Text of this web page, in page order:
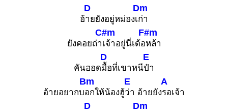
อ้
D
ายยังอยู่หม่องเ
Dm
ก่า
ยังคอยถ่า
C#m
เจ้าอยู่นี่เด้อ
F#m
หล้า
คันฮอด
D
มื้อที่เขาหนี
E
ป๋า
อ้ายอยากบ
Bm
อกให้น้องฮู้
E
ว่า อ้ายยัง
A
รอเจ้า
D Dm